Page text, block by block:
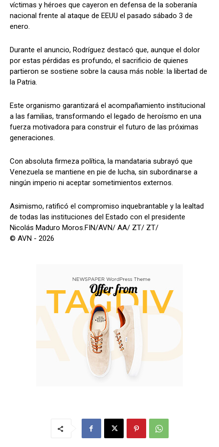
víctimas y héroes que cayeron en defensa de la soberanía
nacional frente al ataque de EEUU el pasado sábado 3 de
enero.
Durante el anuncio, Rodríguez destacó que, aunque el dolor
por estas pérdidas es profundo, el sacrificio de quienes
partieron se sostiene sobre la causa más noble: la libertad de
la Patria.
Este organismo garantizará el acompañamiento institucional
a las familias, transformando el legado de heroísmo en una
fuerza motivadora para construir el futuro de las próximas
generaciones.
Con absoluta firmeza política, la mandataria subrayó que
Venezuela se mantiene en pie de lucha, sin subordinarse a
ningún imperio ni aceptar sometimientos externos.
Asimismo, ratificó el compromiso inquebrantable y la lealtad
de todas las instituciones del Estado con el presidente
Nicolás Maduro Moros.FIN/AVN/ AA/ ZT/ ZT/
© AVN - 2026